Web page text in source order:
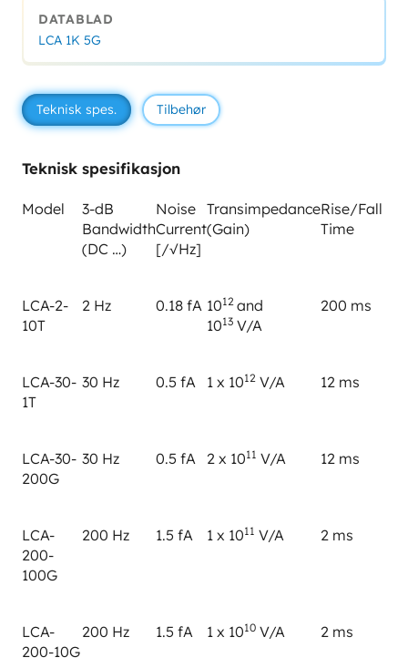
DATABLAD
LCA 1K 5G
Teknisk spes. Tilbehør
Teknisk spesifikasjon
Model
3-dB
Bandwidth
(DC …)
Noise
Current
[/√Hz]
Transimpedance
(Gain)
Rise/Fall
Time
LCA-2-
10T
2 Hz 0.18 fA 1012 and
1013 V/A
200 ms
LCA-30-
1T
30 Hz 0.5 fA 1 x 1012 V/A 12 ms
LCA-30-
200G
30 Hz 0.5 fA 2 x 1011 V/A 12 ms
LCA-
200-
100G
200 Hz 1.5 fA 1 x 1011 V/A 2 ms
LCA-
200-10G
200 Hz 1.5 fA 1 x 1010 V/A 2 ms